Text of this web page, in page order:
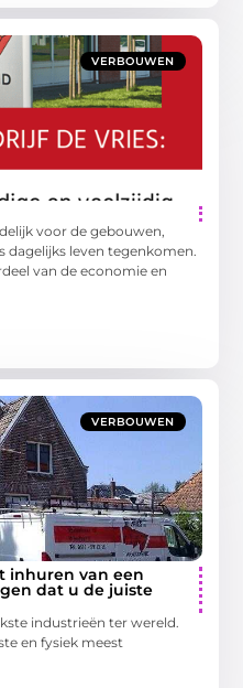
VERBOUWEN
voor de gebouwen,
dagelijks leven tegenkomen.
van de economie en
VERBOUWEN
inhuren van een
dat u de juiste
industrieën ter wereld.
en fysiek meest